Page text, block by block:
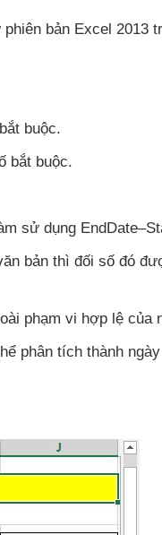
bản Excel 2013
buộc.
bắt buộc.
sử dụng
bản thì đối số đó
phạm vi hợp lệ của
phân tích thành